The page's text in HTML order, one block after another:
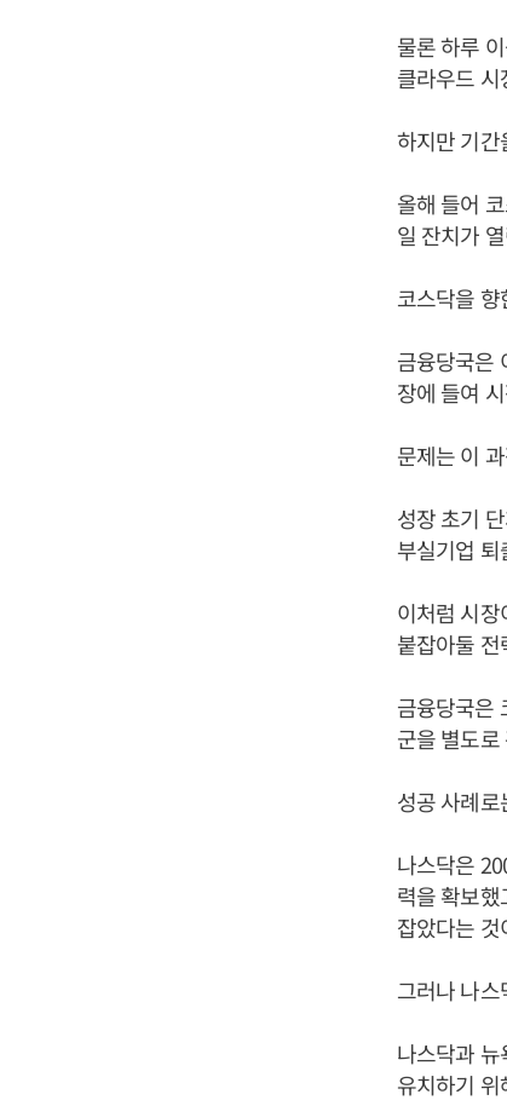
물론 하루
클라우드
하지만 기간
올해 들어
일 잔치가
코스닥을
금융당국은
장에 들여
문제는 이
성장 초기
부실기업 퇴
이처럼 시
붙잡아둘
금융당국은
군을 별도
성공 사례
나스닥은
력을 확보
잡았다는 것
그러나 나
나스닥과
유치하기